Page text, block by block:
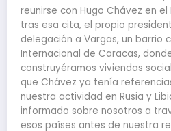
reunirse con Hugo Chávez en
tras esa cita, el propio
delegación a Vargas, un barrio
Internacional de Caracas,
construyéramos viviendas
que Chávez ya tenía
nuestra actividad en Rusia y
informado sobre nosotros a
esos países antes de nuestra